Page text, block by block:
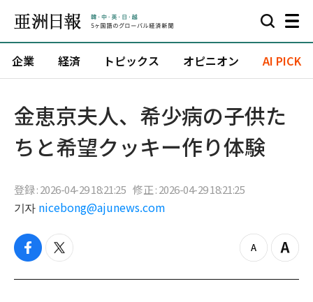
企業 経済 トピックス オピニオン AI PICK
金恵京夫人、希少病の子供た
ちと希望クッキー作り体験
登録 : 2026-04-29 18:21:25 修正 : 2026-04-29 18:21:25
기자 nicebong@ajunews.com
f
c
t
i
z
o
Z
o